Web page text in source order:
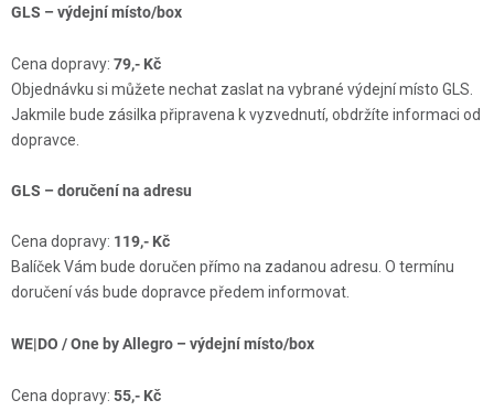
GLS – výdejní místo/box
Cena dopravy: 79,- Kč
Objednávku si můžete nechat zaslat na vybrané výdejní místo GLS.
Jakmile bude zásilka připravena k vyzvednutí, obdržíte informaci od
dopravce.
GLS – doručení na adresu
Cena dopravy: 119,- Kč
Balíček Vám bude doručen přímo na zadanou adresu. O termínu
doručení vás bude dopravce předem informovat.
WE|DO / One by Allegro – výdejní místo/box
Cena dopravy: 55,- Kč